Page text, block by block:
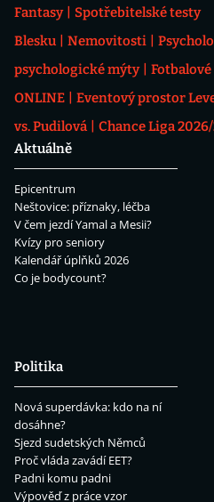
Fantasy
Spotřebitelské testy
Blesku
Nemovitosti
psychologické mýty
ONLINE
Eventový prostor
vs. Pudilová
Chance Liga
Aktuálně
Epicentrum
Neštovice: příznaky, léčba
V čem jezdí Yamal a Mesii?
Kvízy pro seniory
Kalendář úplňků 2026
Co je bodycount?
Politika
Nová superdávka: kdo na ní
dosáhne?
Sjezd sudetských Němců
Proč vláda zavádí EET?
Padni komu padni
Výpověď z práce vzor